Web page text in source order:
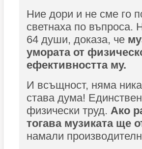
Ние дори и не сме го
светнаха по въпроса.
64 души, доказа, че
умората от
ефективността му.
И всъщност, няма
става дума!
физически труд. Ако
тогава музиката ще
намали